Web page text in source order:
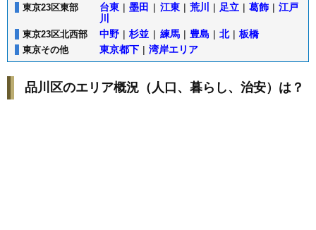
東京23区東部 台東 | 墨田 | 江東 | 荒川 | 足立 | 葛飾 | 江戸
川
東京23区北西部 中野 | 杉並 | 練馬 | 豊島 | 北 | 板橋
東京その他 東京都下 | 湾岸エリア
品川区のエリア概況（人口、暮らし、治安）は？